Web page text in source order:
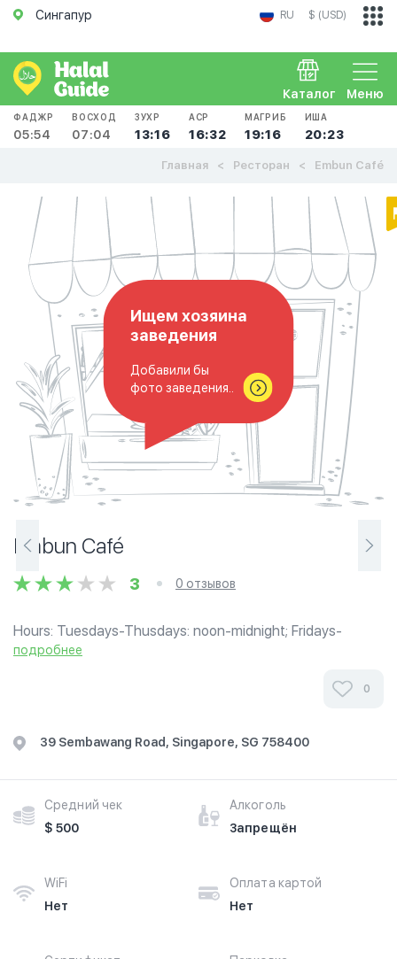
Сингапур RU $ (USD)
Меню
Каталог
ФАДЖР
05:54
ВОСХОД
07:04
ЗУХР
13:16
АСР
16:32
МАГРИБ
19:16
ИША
20:23
Главная Ресторан Embun Café
Ищем хозяина
заведения
Добавили бы
фото заведения..
Embun Café
3 0 отзывов
Hours: Tuesdays-Thusdays: noon-midnight; Fridays-
Sundays: 3pm-2am. Karaoke facilities provided.
подробнее
0
39 Sembawang Road, Singapore, SG 758400
Средний чек
$ 500
Алкоголь
Запрещён
WiFi
Нет
Оплата картой
Нет